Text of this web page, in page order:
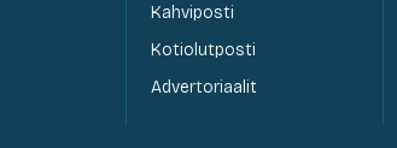
Kahviposti
Kotiolutposti
Advertoriaalit